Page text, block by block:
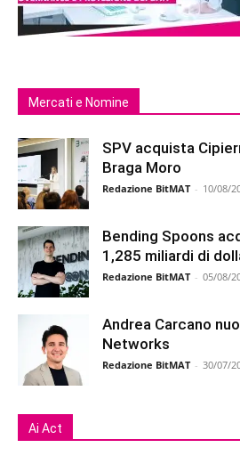
Mercati e Nomine
SPV acquista
Braga Moro
Redazione BitMAT - 10/08/
Bending Spoons
1,285 miliardi di
Redazione BitMAT - 05/08/
Andrea Carcano
Networks
Redazione BitMAT - 30/07/
Ai Act